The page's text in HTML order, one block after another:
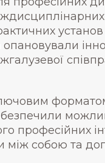
опановували
професійних
між собою та